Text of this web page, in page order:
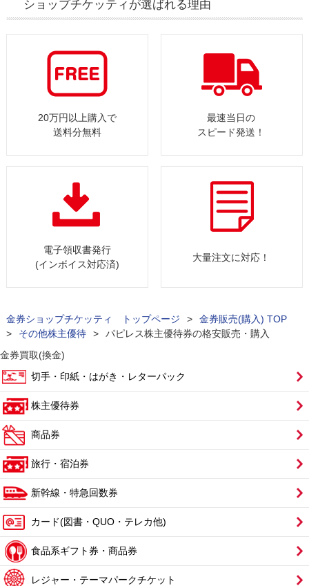
ショップチケッティが選ばれる理由
20万円以上購入で
送料分無料
最速当日の
スピード発送！
電子領収書発行
(インボイス対応済)
大量注文に対応！
金券ショップチケッティ トップページ >
金券販売(購入) TOP
>
その他株主優待 >
パピレス株主優待券の格安販売・購入
金券買取(換金)
切手・印紙・はがき・レターパック
株主優待券
商品券
旅行・宿泊券
新幹線・特急回数券
カード(図書・QUO・テレカ他)
食品系ギフト券・商品券
レジャー・テーマパークチケット